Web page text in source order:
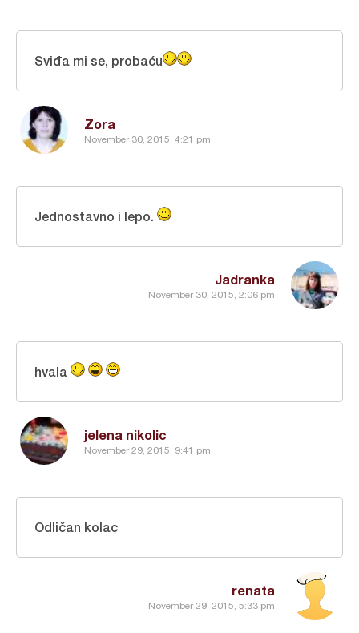
Zora
November 30, 2015, 4:21 pm
Sviđa mi se, probaću
Jadranka
November 30, 2015, 2:06 pm
Jednostavno i lepo.
jelena nikolic
November 29, 2015, 9:41 pm
hvala
renata
November 29, 2015, 5:33 pm
Odličan kolac